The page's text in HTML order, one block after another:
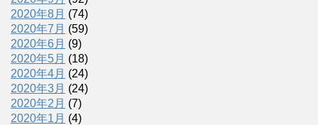
2020年8月 (74)
2020年7月 (59)
2020年6月 (9)
2020年5月 (18)
2020年4月 (24)
2020年3月 (24)
2020年2月 (7)
2020年1月 (4)